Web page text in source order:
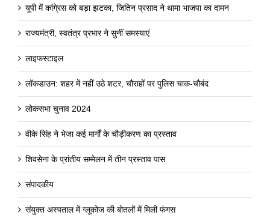
यूपी में कांगे्रस को बड़ा झटका, जितिन प्रसाद ने थामा भाजपा का दामन
राज्यमंत्री, स्वतंत्र प्रभार ने सुनीं समस्याएं
लाइफस्टाइल
लॉकडाउन: शहर में नहीं उठे शटर, चौराहों पर पुलिस चाक-चौबंद
लोकसभा चुनाव 2024
वीके सिंह ने भेजा कई मार्गों के चौड़ीकरण का प्रस्ताव
शिवसेना के प्रांतीय सम्मेलन में तीन प्रस्ताव पास
संपादकीय
संयुक्त अस्पताल में ग्लूकोज की बोतलों में मिली फंगस